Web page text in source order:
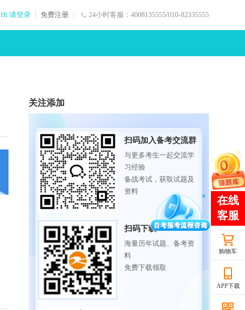
24小时客服：4008135555/010-82335555
Hi 请登录 免费注册
关注添加
扫码加入备考交流群
与更多考生一起交流学
习经验
备战考试，获取试题及
资料
扫码下载APP
海量历年试题、备考资
料
免费下载领取
购物车
APP下载